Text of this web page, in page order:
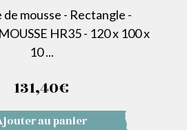
mousse - Rectangle -
HR35 - 120 x 100 x
10 ...
131,40€
au panier